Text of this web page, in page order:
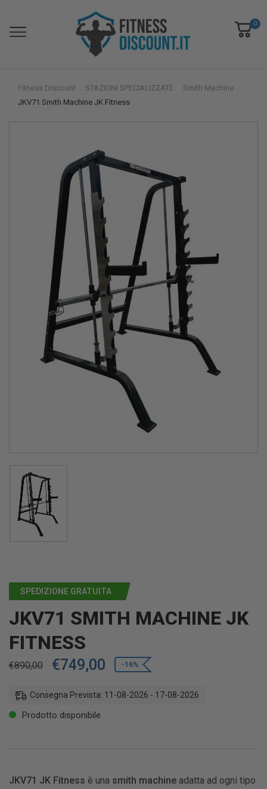
0
Fitness Discount STAZIONI SPECIALIZZATE
Smith Machine
JKV71 Smith Machine JK Fitness
SPEDIZIONE GRATUITA
JKV71 SMITH MACHINE JK
FITNESS
€890,00 €749,00 -16%
Consegna Prevista: 11-08-2026 - 17-08-2026
Prodotto disponibile
JKV71 JK Fitness è una smith machine adatta ad ogni tipo